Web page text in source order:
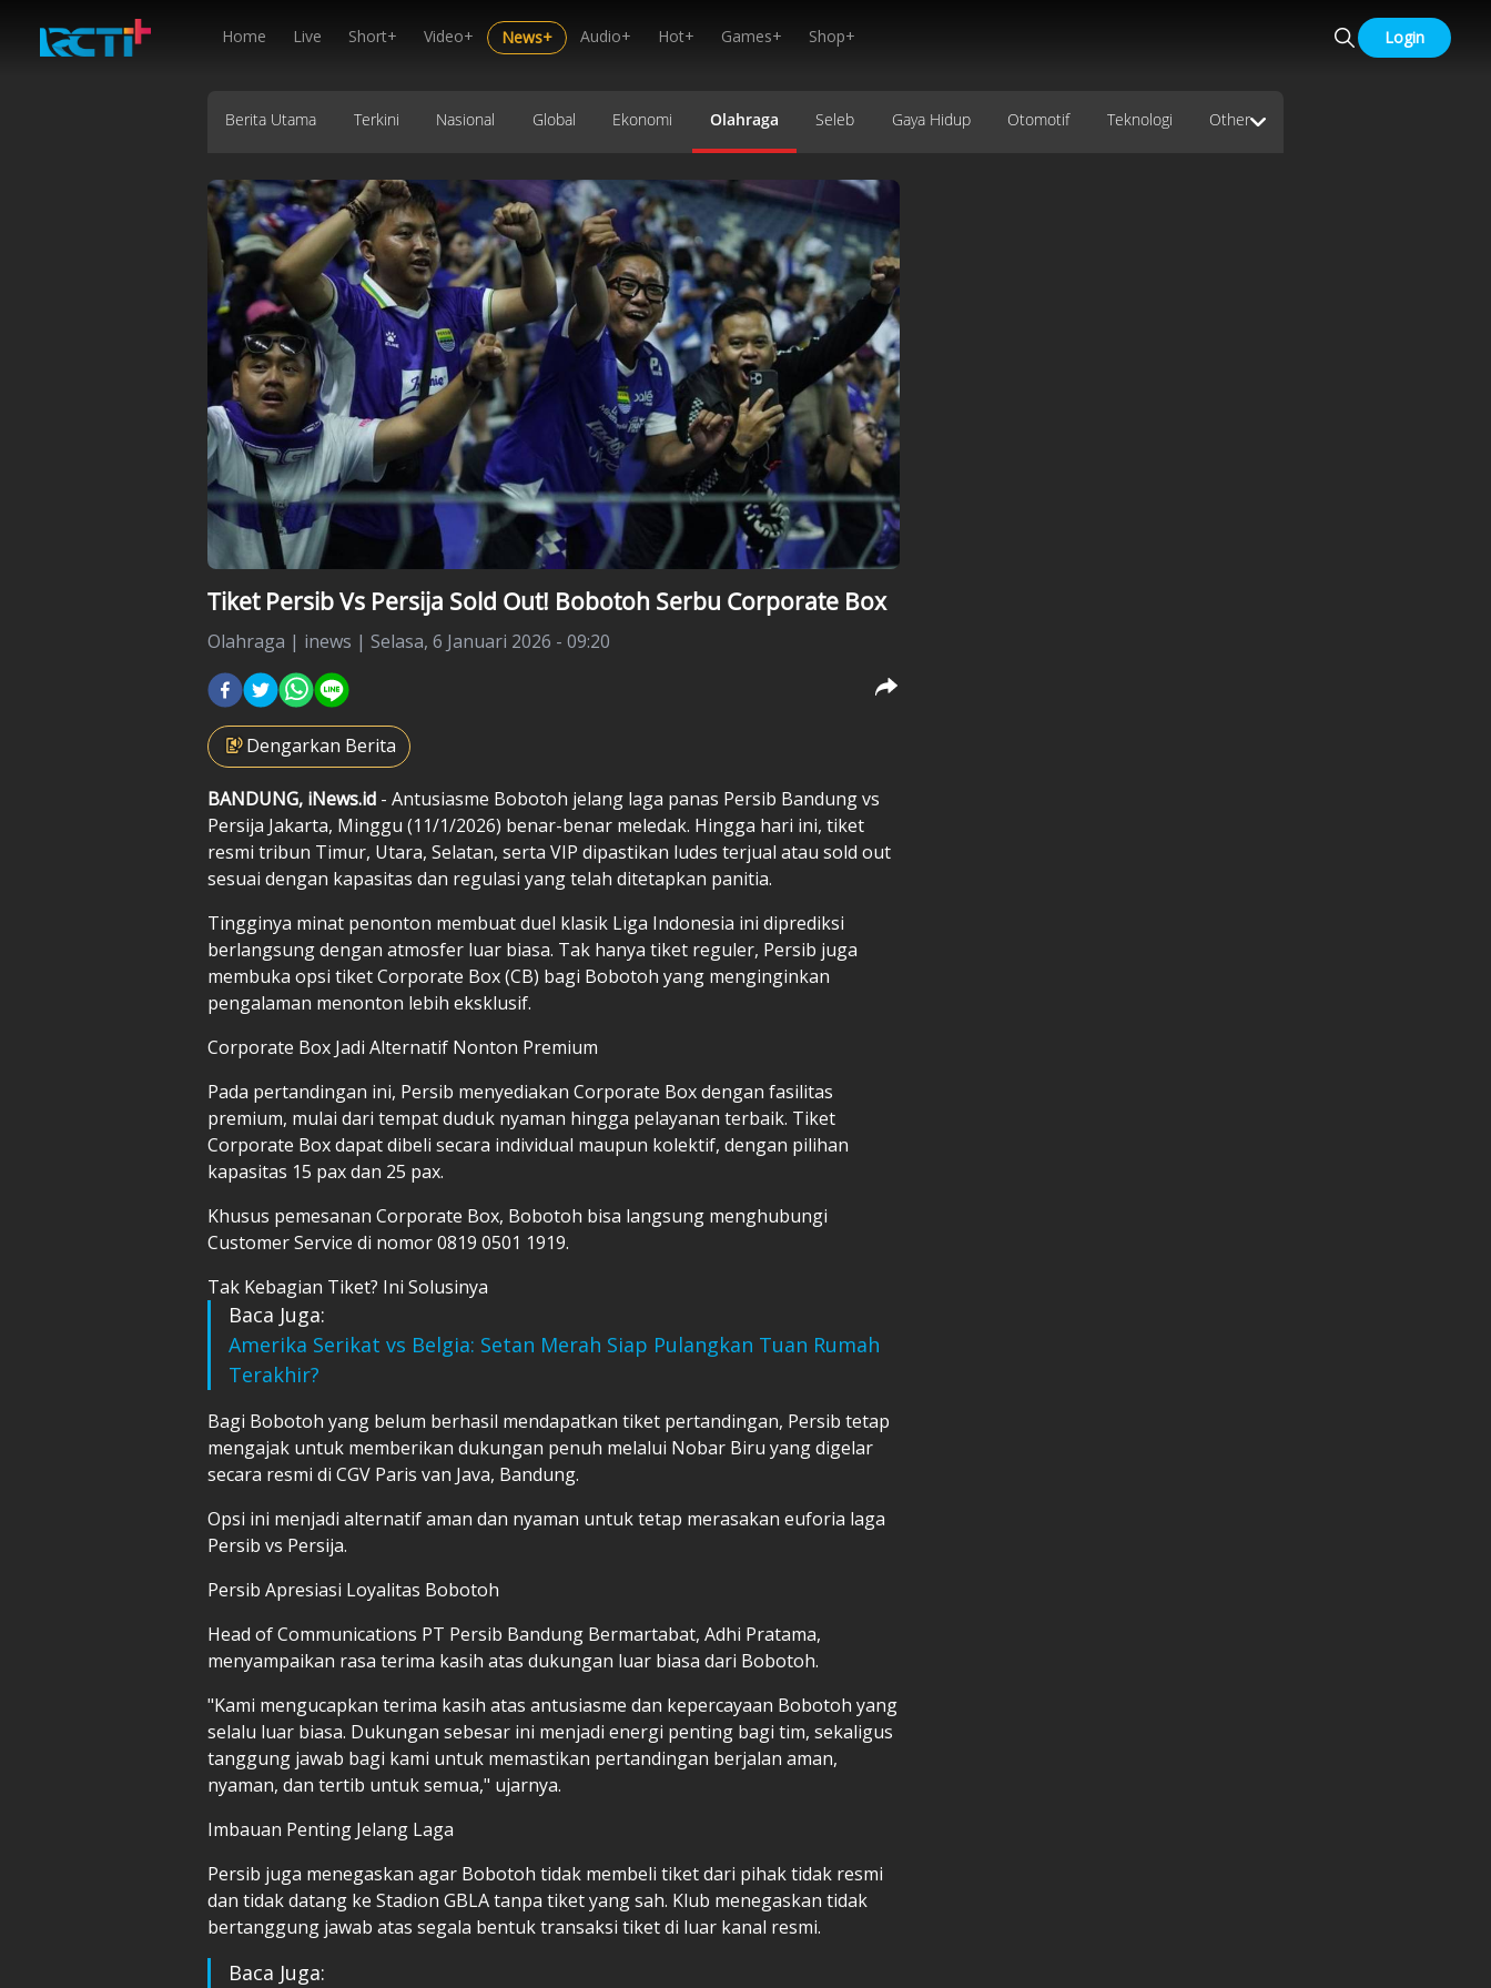
Home Live Short+ Video+ News+ Audio+ Hot+ Games+ Shop+ Login
Berita Utama Terkini Nasional Global Ekonomi Olahraga Seleb Gaya Hidup Otomotif Teknologi Other
Tiket Persib Vs Persija Sold Out! Bobotoh Serbu Corporate Box
Olahraga | inews | Selasa, 6 Januari 2026 - 09:20
Dengarkan Berita
BANDUNG, iNews.id - Antusiasme Bobotoh jelang laga panas Persib Bandung vs
Persija Jakarta, Minggu (11/1/2026) benar-benar meledak. Hingga hari ini, tiket
resmi tribun Timur, Utara, Selatan, serta VIP dipastikan ludes terjual atau sold out
sesuai dengan kapasitas dan regulasi yang telah ditetapkan panitia.
Tingginya minat penonton membuat duel klasik Liga Indonesia ini diprediksi
berlangsung dengan atmosfer luar biasa. Tak hanya tiket reguler, Persib juga
membuka opsi tiket Corporate Box (CB) bagi Bobotoh yang menginginkan
pengalaman menonton lebih eksklusif.
Corporate Box Jadi Alternatif Nonton Premium
Pada pertandingan ini, Persib menyediakan Corporate Box dengan fasilitas
premium, mulai dari tempat duduk nyaman hingga pelayanan terbaik. Tiket
Corporate Box dapat dibeli secara individual maupun kolektif, dengan pilihan
kapasitas 15 pax dan 25 pax.
Khusus pemesanan Corporate Box, Bobotoh bisa langsung menghubungi
Customer Service di nomor 0819 0501 1919.
Tak Kebagian Tiket? Ini Solusinya
Baca Juga:
Amerika Serikat vs Belgia: Setan Merah Siap Pulangkan Tuan Rumah
Terakhir?
Bagi Bobotoh yang belum berhasil mendapatkan tiket pertandingan, Persib tetap
mengajak untuk memberikan dukungan penuh melalui Nobar Biru yang digelar
secara resmi di CGV Paris van Java, Bandung.
Opsi ini menjadi alternatif aman dan nyaman untuk tetap merasakan euforia laga
Persib vs Persija.
Persib Apresiasi Loyalitas Bobotoh
Head of Communications PT Persib Bandung Bermartabat, Adhi Pratama,
menyampaikan rasa terima kasih atas dukungan luar biasa dari Bobotoh.
"Kami mengucapkan terima kasih atas antusiasme dan kepercayaan Bobotoh yang
selalu luar biasa. Dukungan sebesar ini menjadi energi penting bagi tim, sekaligus
tanggung jawab bagi kami untuk memastikan pertandingan berjalan aman,
nyaman, dan tertib untuk semua," ujarnya.
Imbauan Penting Jelang Laga
Persib juga menegaskan agar Bobotoh tidak membeli tiket dari pihak tidak resmi
dan tidak datang ke Stadion GBLA tanpa tiket yang sah. Klub menegaskan tidak
bertanggung jawab atas segala bentuk transaksi tiket di luar kanal resmi.
Baca Juga: